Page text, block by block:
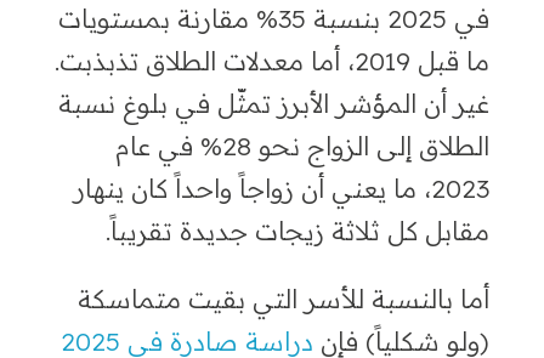
في 2025 بنسبة 35% مقارنة بمستويات
ما قبل 2019، أما معدلات الطلاق تذبذبت.
غير أن المؤشر الأبرز تمثّل في بلوغ نسبة
الطلاق إلى الزواج نحو 28% في عام
2023، ما يعني أن زواجاً واحداً كان ينهار
مقابل كل ثلاثة زيجات جديدة تقريباً.
أما بالنسبة للأسر التي بقيت متماسكة
(ولو شكلياً) فإندراسة صادرة في 2025